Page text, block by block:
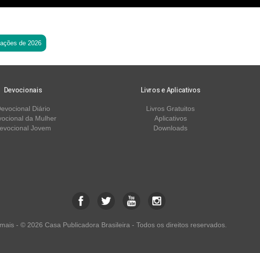
de 2026
Devocionais
Diário
da Mulher
Jovem
Livros e Aplicativos
Livros Gratuitos
Aplicativos
Downloads
- © 2026 Casa Publicadora Brasileira - Todos os direitos reservados.